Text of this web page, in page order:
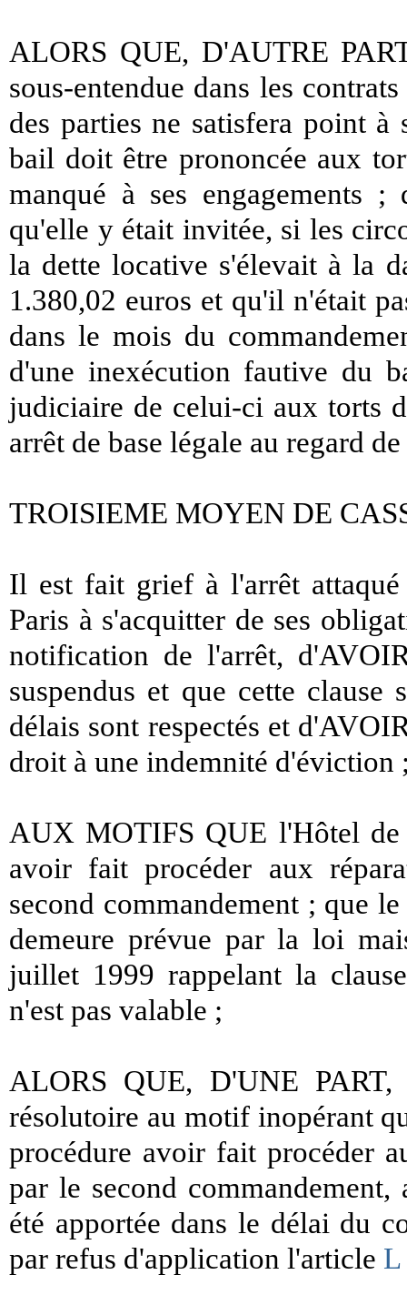
ALORS QUE, D'AUTRE
sous-entendue dans les
des parties ne satisfera point
bail doit être prononcée aux
manqué à ses engagements ;
qu'elle y était invitée, si les
la dette locative s'élevait à la
1.380,02 euros et qu'il n'était
dans le mois du
d'une inexécution fautive du
judiciaire de celui-ci aux torts
arrêt de base légale au regard
TROISIEME MOYEN DE
Il est fait grief à l'arrêt
Paris à s'acquitter de ses
notification de l'arrêt,
suspendus et que cette
délais sont respectés et
droit à une indemnité d'éviction
AUX MOTIFS QUE l'Hôtel de
avoir fait procéder aux
second commandement ; que
demeure prévue par la loi
juillet 1999 rappelant la
n'est pas valable ;
ALORS QUE, D'UNE
résolutoire au motif inopérant
procédure avoir fait procéder
par le second
été apportée dans le délai du
par refus d'application l'article L